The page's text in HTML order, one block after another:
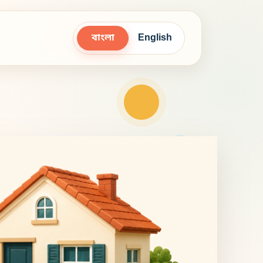
বাংলা English